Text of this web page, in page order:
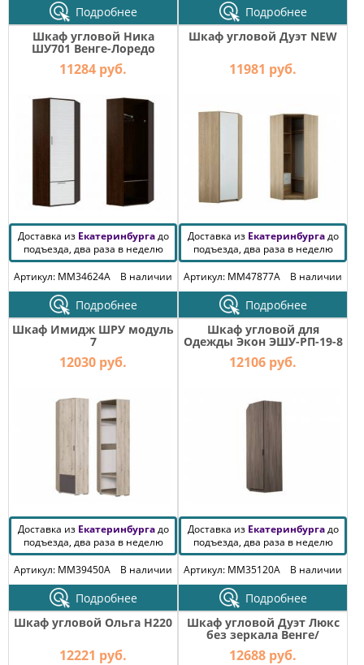
Подробнее
Подробнее
Шкаф угловой Ника
ШУ701 Венге-Лоредо
11284 руб.
Доставка из Екатеринбургадо
подъезда, два раза в неделю
Артикул: MM34624A
В наличии
Подробнее
Шкаф угловой Дуэт NEW
11981 руб.
Доставка из Екатеринбургадо
подъезда, два раза в неделю
Артикул: MM47877A
В наличии
Подробнее
Шкаф Имидж ШРУ модуль
7
12030 руб.
Доставка из Екатеринбургадо
подъезда, два раза в неделю
Артикул: MM39450A
В наличии
Подробнее
Шкаф угловой для
Одежды Экон ЭШУ-РП-19-8
12106 руб.
Доставка из Екатеринбургадо
подъезда, два раза в неделю
Артикул: MM35120A
В наличии
Подробнее
Шкаф угловой Ольга H220
12221 руб.
Шкаф угловой Дуэт Люкс
без зеркала Венге/
Млечный Дуб
12688 руб.